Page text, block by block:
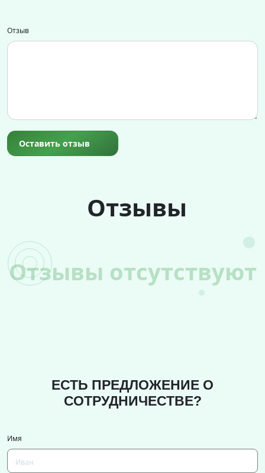
Отзыв
Оставить отзыв
Отзывы
Отзывы отсутствуют
ЕСТЬ ПРЕДЛОЖЕНИЕ О
СОТРУДНИЧЕСТВЕ?
Имя